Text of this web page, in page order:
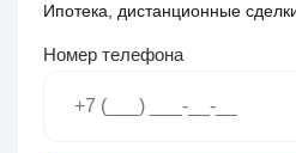
Ипотека, дистанционные
Номер телефона